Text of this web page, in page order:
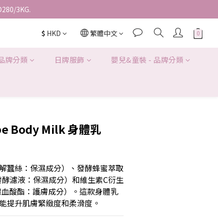
3KG.
$ HKD 繁體中文
牌分類 日牌服飾 嬰兒&童裝 - 品牌分類
Body Milk 身體乳
蠶絲：保濕成分）、發酵蜂蜜萃取
濾液：保濕成分）和維生素C衍生
酸酯：護膚成分）。這款身體乳
提升肌膚緊緻度和柔滑度。